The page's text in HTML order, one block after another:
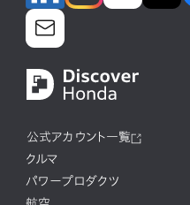
公式アカウント一覧
クルマ
パワープロダクツ